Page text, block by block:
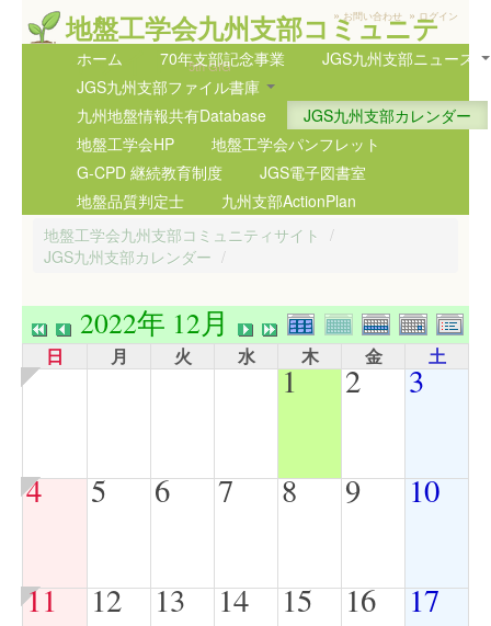
地盤工学会九州支部コミュニテ
ィサイト
5th GIG
» お問い合わせ » ログイン
ホーム 70年支部記念事業
JGS九州支部ニュース
JGS九州支部ファイル書庫
九州地盤情報共有Database
JGS九州支部カレンダー
地盤工学会HP
地盤工学会パンフレット
G-CPD 継続教育制度
JGS電子図書室
地盤品質判定士
九州支部ActionPlan
地盤工学会九州支部コミュニティサイト /
JGS九州支部カレンダー /
2022年 12月
日 月 火 水 木 金 土
1 2 3
4 5 6 7 8 9 10
11 12 13 14 15 16 17